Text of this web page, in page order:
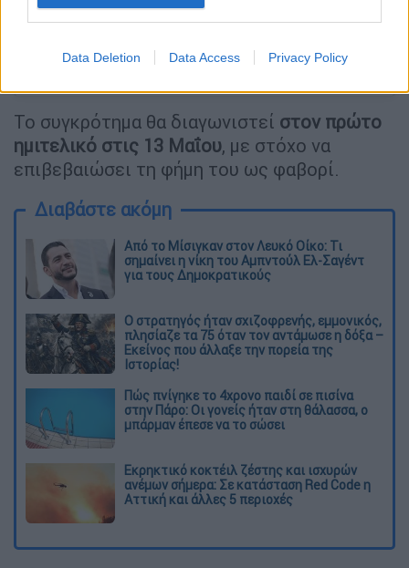
Data Deletion Data Access Privacy Policy
Το συγκρότημα θα διαγωνιστεί στον πρώτο
ημιτελικό στις 13 Μαΐου, με στόχο να
επιβεβαιώσει τη φήμη του ως φαβορί.
Διαβάστε ακόμη
Από το Μίσιγκαν στον Λευκό Οίκο: Τι
σημαίνει η νίκη του Αμπντούλ Ελ-Σαγέντ
για τους Δημοκρατικούς
O στρατηγός ήταν σχιζοφρενής, εμμονικός,
πλησίαζε τα 75 όταν τον αντάμωσε η δόξα –
Εκείνος που άλλαξε την πορεία της
Ιστορίας!
Πώς πνίγηκε το 4χρονο παιδί σε πισίνα
στην Πάρο: Οι γονείς ήταν στη θάλασσα, ο
μπάρμαν έπεσε να το σώσει
Εκρηκτικό κοκτέιλ ζέστης και ισχυρών
ανέμων σήμερα: Σε κατάσταση Red Code η
Αττική και άλλες 5 περιοχές